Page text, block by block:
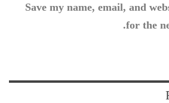
Save my name, email, and
for the